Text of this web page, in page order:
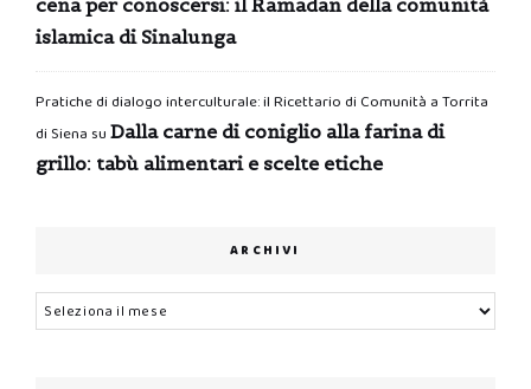
cena per conoscersi: il Ramadan della comunità
islamica di Sinalunga
Pratiche di dialogo interculturale: il Ricettario di Comunità a Torrita
di Siena su Dalla carne di coniglio alla farina di
grillo: tabù alimentari e scelte etiche
ARCHIVI
Archivi